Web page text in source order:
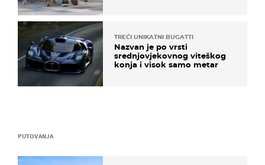
PUTOVANJA
TREĆI UNIKATNI BUGATTI
Nazvan je po vrsti
srednjovjekovnog viteškog
konja i visok samo metar